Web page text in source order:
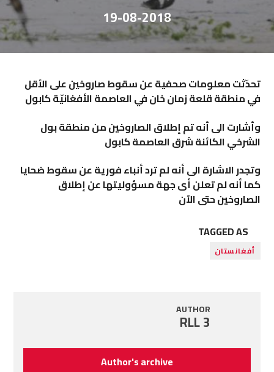
19-08-2018
تحدّثت معلومات صحفية عن سقوط صاروخين على الأقل
في منطقة قلعة زمان خان في العاصمة الأفغانيّة​كابول
وأشارت الى أنه تم إطلاق الصاروخين من منطقة بول
الشرخي الكائنة شرق العاصمة كابول
وتجدر الاشارة الى أنه لم ترد أنباء فورية عن سقوط ضحايا
كما أنه لم تعلن أى جهة مسؤوليتها عن إطلاق
الصاروخين حتى الآن
TAGGED AS
أفغانستان
AUTHOR
RLL 3
Author's archive